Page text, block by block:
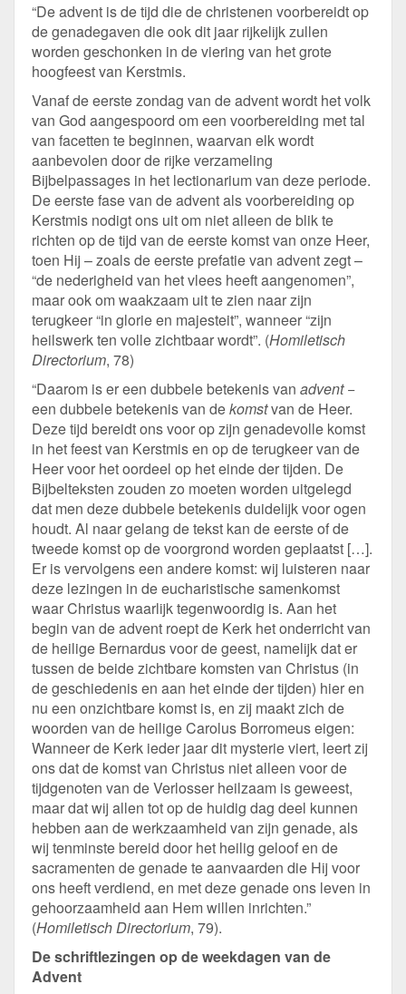
“De advent is de tijd die de christenen voorbereidt op
de genadegaven die ook dit jaar rijkelijk zullen
worden geschonken in de viering van het grote
hoogfeest van Kerstmis.
Vanaf de eerste zondag van de advent wordt het volk
van God aangespoord om een voorbereiding met tal
van facetten te beginnen, waarvan elk wordt
aanbevolen door de rijke verzameling
Bijbelpassages in het lectionarium van deze periode.
De eerste fase van de advent als voorbereiding op
Kerstmis nodigt ons uit om niet alleen de blik te
richten op de tijd van de eerste komst van onze Heer,
toen Hij – zoals de eerste prefatie van advent zegt –
“de nederigheid van het vlees heeft aangenomen”,
maar ook om waakzaam uit te zien naar zijn
terugkeer “in glorie en majesteit”, wanneer “zijn
heilswerk ten volle zichtbaar wordt”. (Homiletisch
Directorium, 78)
“Daarom is er een dubbele betekenis van advent−
een dubbele betekenis van dekomstvan de Heer.
Deze tijd bereidt ons voor op zijn genadevolle komst
in het feest van Kerstmis en op de terugkeer van de
Heer voor het oordeel op het einde der tijden. De
Bijbelteksten zouden zo moeten worden uitgelegd
dat men deze dubbele betekenis duidelijk voor ogen
houdt. Al naar gelang de tekst kan de eerste of de
tweede komst op de voorgrond worden geplaatst […].
Er is vervolgens een andere komst: wij luisteren naar
deze lezingen in de eucharistische samenkomst
waar Christus waarlijk tegenwoordig is. Aan het
begin van de advent roept de Kerk het onderricht van
de heilige Bernardus voor de geest, namelijk dat er
tussen de beide zichtbare komsten van Christus (in
de geschiedenis en aan het einde der tijden) hier en
nu een onzichtbare komst is, en zij maakt zich de
woorden van de heilige Carolus Borromeus eigen:
Wanneer de Kerk ieder jaar dit mysterie viert, leert zij
ons dat de komst van Christus niet alleen voor de
tijdgenoten van de Verlosser heilzaam is geweest,
maar dat wij allen tot op de huidig dag deel kunnen
hebben aan de werkzaamheid van zijn genade, als
wij tenminste bereid door het heilig geloof en de
sacramenten de genade te aanvaarden die Hij voor
ons heeft verdiend, en met deze genade ons leven in
gehoorzaamheid aan Hem willen inrichten.”
(Homiletisch Directorium, 79).
De schriftlezingen op de weekdagen van de
Advent